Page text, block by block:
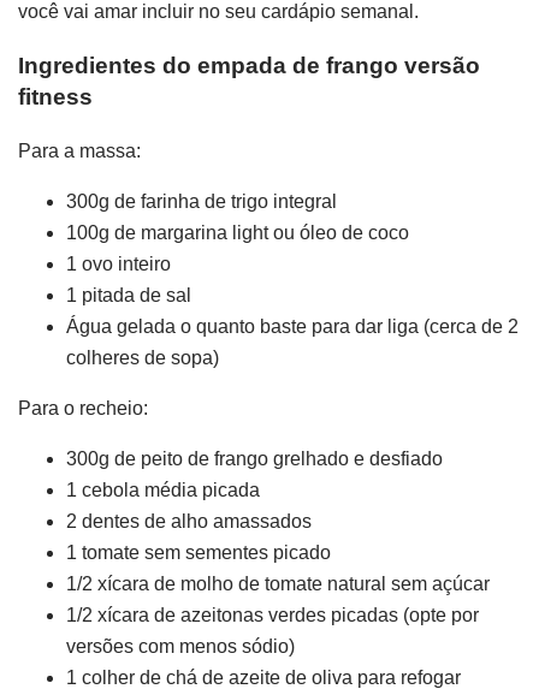
você vai amar incluir no seu cardápio semanal.
Ingredientes do empada de frango versão
fitness
Para a massa:
300g de farinha de trigo integral
100g de margarina light ou óleo de coco
1 ovo inteiro
1 pitada de sal
Água gelada o quanto baste para dar liga (cerca de 2
colheres de sopa)
Para o recheio:
300g de peito de frango grelhado e desfiado
1 cebola média picada
2 dentes de alho amassados
1 tomate sem sementes picado
1/2 xícara de molho de tomate natural sem açúcar
1/2 xícara de azeitonas verdes picadas (opte por
versões com menos sódio)
1 colher de chá de azeite de oliva para refogar